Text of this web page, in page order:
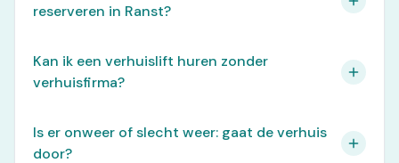
reserveren in Ranst?
Kan ik een verhuislift huren zonder
verhuisfirma?
Is er onweer of slecht weer: gaat de verhuis
door?